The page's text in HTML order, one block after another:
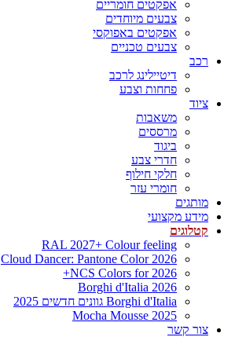
אפקטים חומריים
צבעים מיוחדים
אפקטים באפוקסי
צבעים טכניים
רכב
דיטיילינג לרכב
פחחות וצבע
ציוד
משאבות
מרססים
ביגוד
חדרי צבע
חלקי חילוף
חומרי עזר
מותגים
מידע מקצועי
קטלוגים
RAL 2027+ Colour feeling
Cloud Dancer: Pantone Color 2026
NCS Colors for 2026+
Borghi d'Italia 2026
Borghi d'Italia גוונים חדשים 2025
Mocha Mousse 2025
צור קשר